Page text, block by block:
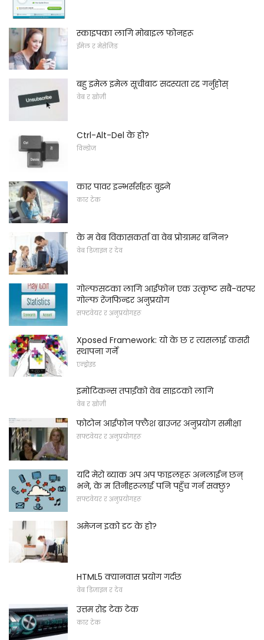
स्काइपका लागि मोबाइल फोनहरू
ईमेल र मेसेजिङ
बहु इमेल इमेल सूचीबाट सदस्यता रद्द गर्नुहोस्
वेब र खोजी
Ctrl-Alt-Del के हो?
विन्डोज
कार पावर इन्भर्सर्सहरू बुझ्ने
कार टेक
के म वेब विकासकर्ता वा वेब प्रोग्रामर बनिन?
वेब डिजाइन र देव
गोल्फसटका लागि आईफोन एक उत्कृष्ट सबै-वरपर
गोल्फ रेंजफिन्डर अनुप्रयोग
सफ्टवेयर र अनुप्रयोगहरू
Xposed Framework: यो के छ र त्यसलाई कसरी
स्थापना गर्ने
एन्ड्रोइड
इमोटिकन्स तपाईंको वेब साइटको लागि
वेब र खोजी
फोटोन आईफोन फ्लैश ब्राउजर अनुप्रयोग समीक्षा
सफ्टवेयर र अनुप्रयोगहरू
यदि मेरो ब्याक अप अप फाइलहरू अनलाईन छन्
भने, के म तिनीहरूलाई पनि पहुँच गर्न सक्छु?
सफ्टवेयर र अनुप्रयोगहरू
अमेजन इको डट के हो?
HTML5 क्यानवास प्रयोग गर्दछ
वेब डिजाइन र देव
उत्तम रोड टेक टेक
कार टेक